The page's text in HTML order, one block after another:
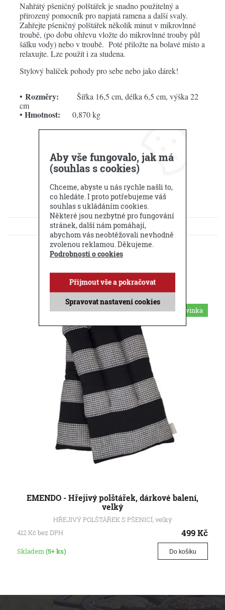
Nahřátý pšeničný polštářek je snadno použitelný a
přirozený pomocník pro napjatá ramena a další svaly.
Zahřejte pšeničný polštářek několik minut v mikrovlnné
troubě, (po dobu ohřevu vložte do mikrovlnné trouby půl
šálku vody) nebo v troubě. Poté přiložte na bolavé místo a
relaxujte. Lze použít i za studena.
Stylový balíček pohody pro sebe nebo jako dárek!
• Rozměry: Šířka 16,5 cm, délka 6,5 cm, výška 22
cm
• Hmotnost: 0,870 kg
KE STAŽENÍ
DOTAZ PRODEJCI
Příbuzné produkty
Novinka
EMENDO - Hřejivý polštářek, dárkové balení,
velký
HŘEJIVÝ POLŠTÁŘEK S PŠENICÍ, velký
412Kč bez DPH 499Kč
Skladem(5+ ks) Do košíku
Aby vše fungovalo, jak má
(souhlas s cookies)
Chceme, abyste u nás rychle našli to,
co hledáte. I proto potřebujeme váš
souhlas s ukládáním cookies.
Některé jsou nezbytné pro fungování
stránek, další nám pomáhají,
abychom vás neobtěžovali nevhodně
zvolenou reklamou. Děkujeme.
Podrobnosti o cookies
Spravovat nastavení cookies
Přijmout vše a pokračovat